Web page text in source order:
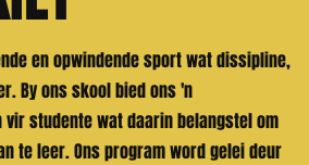
en opwindende sport wat dissipline,
By ons skool bied ons 'n
studente wat daarin belangstel om
te leer. Ons program word gelei deur